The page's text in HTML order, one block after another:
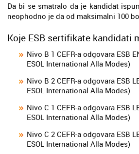
Da bi se smatralo da je kandidat
neophodno je da od maksimalni 100
Koje ESB sertifikate kandidati
Nivo B 1 CEFR-a odgovara ESB
ESOL International Alla Modes)
Nivo B 2 CEFR-a odgovara ESB
ESOL International Alla Modes)
Nivo C 1 CEFR-a odgovara ESB
ESOL International Alla Modes)
Nivo C 2 CEFR-a odgovara ESB
ESOL International Alla Modes)